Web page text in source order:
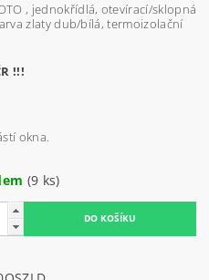
, jednokřídlá, otevírací/sklopná
zlaty dub/bílá, termoizolační
!!!
okna.
(9 ks)